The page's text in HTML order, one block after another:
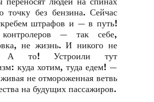
точку без бензина. Сейчас
штрафов и — в путь!
— так себе,
не жизнь. И никого не
А то! Устроили тут
куда хотим, туда едем! —
не отмороженная ветвь
на будущих пассажиров.